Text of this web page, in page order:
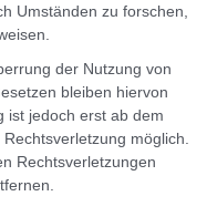
Umständen zu forschen,
der Nutzung von
bleiben hiervon
ist jedoch erst ab dem
möglich.
Rechtsverletzungen